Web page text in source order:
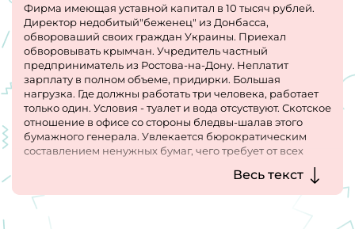
Фирма имеющая уставной капитал в 10 тысяч рублей.
Директор недобитый"беженец" из Донбасса,
обвороваший своих граждан Украины. Приехал
обворовывать крымчан. Учредитель частный
предприниматель из Ростова-на-Дону. Неплатит
зарплату в полном объеме, придирки. Большая
нагрузка. Где должны работать три человека, работает
только один. Условия - туалет и вода отсуствуют. Скотское
отношение в офисе со стороны бледвы-шалав этого
бумажного генерала. Увлекается бюрократическим
составлением ненужных бумаг, чего требует от всех
подчиненных. Никакого отношения к охране, тем более
на морсокм транспорте не имеет, канцелярская крыса
грубая, неотесанная, дебильная этот Калиниченко
Сергей Иванович.
Обходите десятой дорогой эту лжетранспортную
Весь текст